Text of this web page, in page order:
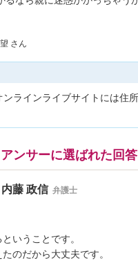
さん
ンラインライブサイトには住
ンサーに選ばれた回答
内藤 政信 弁護士
いうことです。
のだから大丈夫です。